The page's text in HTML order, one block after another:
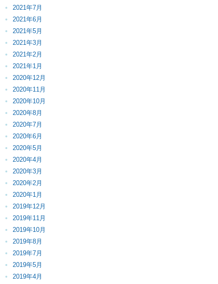
2021年7月
2021年6月
2021年5月
2021年3月
2021年2月
2021年1月
2020年12月
2020年11月
2020年10月
2020年8月
2020年7月
2020年6月
2020年5月
2020年4月
2020年3月
2020年2月
2020年1月
2019年12月
2019年11月
2019年10月
2019年8月
2019年7月
2019年5月
2019年4月